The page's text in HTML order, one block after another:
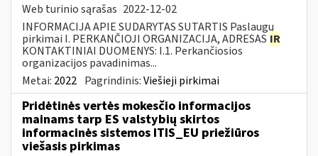
Web turinio sąrašas 2022-12-02
INFORMACIJA APIE SUDARYTAS SUTARTIS Paslaugų
pirkimai I. PERKANČIOJI ORGANIZACIJA, ADRESAS IR
KONTAKTINIAI DUOMENYS: I.1. Perkančiosios
organizacijos pavadinimas...
Metai: 2022 Pagrindinis:Viešieji pirkimai
Pridėtinės vertės mokesčio informacijos
mainams tarp ES valstybių skirtos
informacinės sistemos ITIS_EU priežiūros
viešasis pirkimas